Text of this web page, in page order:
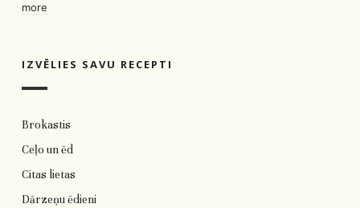
more
IZVĒLIES SAVU RECEPTI
Brokastis
Ceļo un ēd
Citas lietas
Dārzeņu ēdieni